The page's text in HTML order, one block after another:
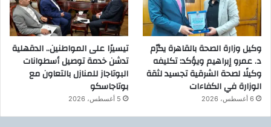
وكيل وزارة الصحة بالقاهرة يكرّم
د. عمرو إبراهيم ويؤكد: تكليفه
وكيلًا لصحة الشرقية تجسيد لثقة
الوزارة في الكفاءات
6 أغسطس، 2026
تيسيرًا على المواطنين.. الدقهلية
تدشن خدمة توصيل أسطوانات
البوتاجاز للمنازل بالتعاون مع
بوتاجاسكو
5 أغسطس، 2026